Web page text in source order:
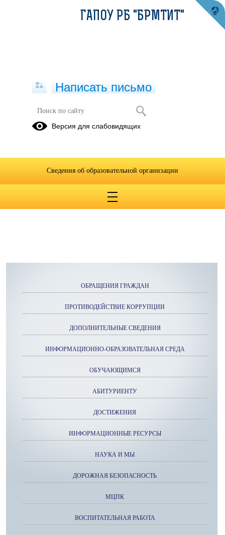
Публикации за 08.09.2025
Международный день
распространения
грамотности
ОБРАЩЕНИЯ ГРАЖДАН
ПРОТИВОДЕЙСТВИЕ КОРРУПЦИИ
ДОПОЛНИТЕЛЬНЫЕ СВЕДЕНИЯ
ИНФОРМАЦИОННО-ОБРАЗОВАТЕЛЬНАЯ СРЕДА
ОБУЧАЮЩИМСЯ
АБИТУРИЕНТУ
ДОСТИЖЕНИЯ
ИНФОРМАЦИОННЫЕ РЕСУРСЫ
НАУКА И МЫ
ДОРОЖНАЯ БЕЗОПАСНОСТЬ
МЦПК
ВОСПИТАТЕЛЬНАЯ РАБОТА
ГАПОУ РБ "БРМТИТ"
Написать письмо
Версия для слабовидящих
Сведения об образовательной организации